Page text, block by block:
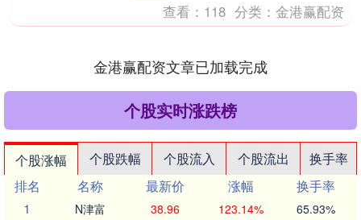
查看： 118 分类：金港赢配资
金港赢配资文章已加载完成
个股实时涨跌榜
个股涨幅 个股跌幅 个股流入 个股流出
换手率
排名
名称 最新价 涨幅
换手率
1
N津富 38.96 123.14% 65.93%